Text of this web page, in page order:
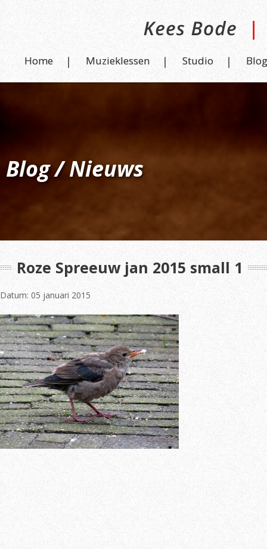
Home Muzieklessen Studio Blog
Blog / Nieuws
Roze Spreeuw jan 2015 small 1
Datum: 05 januari 2015